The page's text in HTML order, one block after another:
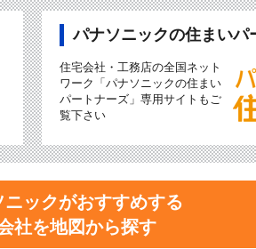
パナソニックの住まいパ
住宅会社・工務店の全国ネット
ワーク「パナソニックの住まい
パートナーズ」専用サイトもご
覧下さい
ックがおすすめする
社を地図から探す